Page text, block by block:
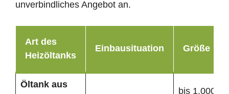
unverbindliches Angebot an.
Art des
Heizöltanks
Einbausituation Größe
Öltank aus
bis 1.000